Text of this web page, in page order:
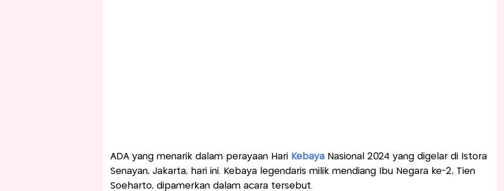
ADA yang menarik dalam perayaan HariKebaya Nasional 2024 yang digelar di Istora
Senayan, Jakarta, hari ini. Kebaya legendaris milik mendiang Ibu Negara ke-2, Tien
Soeharto, dipamerkan dalam acara tersebut.